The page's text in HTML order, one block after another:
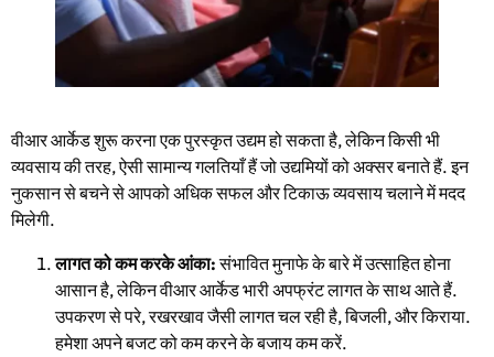
वीआर आर्केड शुरू करना एक पुरस्कृत उद्यम हो सकता है, लेकिन किसी भी
व्यवसाय की तरह, ऐसी सामान्य गलतियाँ हैं जो उद्यमियों को अक्सर बनाते हैं. इन
नुकसान से बचने से आपको अधिक सफल और टिकाऊ व्यवसाय चलाने में मदद
मिलेगी.
लागत को कम करके आंका:संभावित मुनाफे के बारे में उत्साहित होना
आसान है, लेकिन वीआर आर्केड भारी अपफ्रंट लागत के साथ आते हैं.
उपकरण से परे, रखरखाव जैसी लागत चल रही है, बिजली, और किराया.
हमेशा अपने बजट को कम करने के बजाय कम करें.